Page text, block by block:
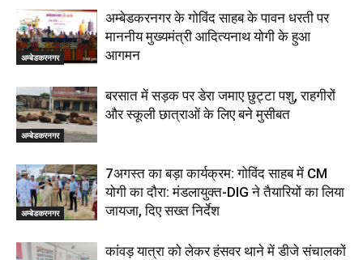
अम्बेडकरनगर
अम्बेडकरनगर के गोविंद साहब के पावन धरती पर
माननीय मुख्यमंत्री आदित्यनाथ योगी के हुआ
आगमन
अम्बेडकरनगर
बरसात में सड़क पर डेरा जमाए छुट्टा पशु, राहगीरों
और स्कूली छात्राओं के लिए बने मुसीबत
अम्बेडकरनगर
7अगस्त का बड़ा कार्यक्रम: गोविंद साहब में CM
योगी का दौरा: मंडलायुक्त-DIG ने तैयारियों का लिया
जायजा, दिए सख्त निर्देश
कांवड़ यात्रा को लेकर हंसवर थाने में डीजे संचालकों